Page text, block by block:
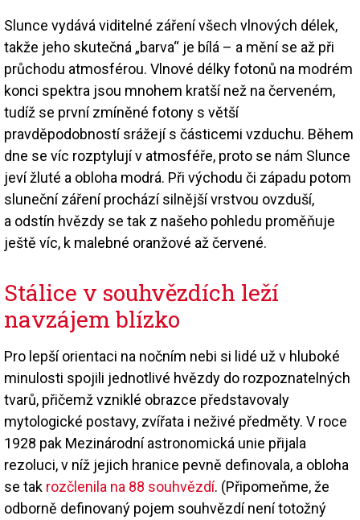
Slunce vydává viditelné záření všech vlnových délek,
takže jeho skutečná „barva“ je bílá – a mění se až při
průchodu atmosférou. Vlnové délky fotonů na modrém
konci spektra jsou mnohem kratší než na červeném,
tudíž se první zmíněné fotony s větší
pravděpodobností srážejí s částicemi vzduchu. Během
dne se víc rozptylují v atmosféře, proto se nám Slunce
jeví žluté a obloha modrá. Při východu či západu potom
sluneční záření prochází silnější vrstvou ovzduší,
a odstín hvězdy se tak z našeho pohledu proměňuje
ještě víc, k malebné oranžové až červené.
Stálice v souhvězdích leží
navzájem blízko
Pro lepší orientaci na nočním nebi si lidé už v hluboké
minulosti spojili jednotlivé hvězdy do rozpoznatelných
tvarů, přičemž vzniklé obrazce představovaly
mytologické postavy, zvířata i neživé předměty. V roce
1928 pak Mezinárodní astronomická unie přijala
rezoluci, v níž jejich hranice pevně definovala, a obloha
se tak rozčlenila na 88 souhvězdí. (Připomeňme, že
odborně definovaný pojem souhvězdí není totožný